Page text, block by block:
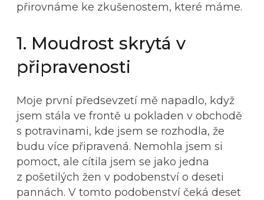
přirovnáme ke zkušenostem, které máme.
1. Moudrost skrytá v
připravenosti
Moje první předsevzetí mě napadlo, když
jsem stála ve frontě u pokladen v obchodě
s potravinami, kde jsem se rozhodla, že
budu více připravená. Nemohla jsem si
pomoct, ale cítila jsem se jako jedna
z pošetilých žen v podobenství o deseti
pannách. V tomto podobenství čeká deset